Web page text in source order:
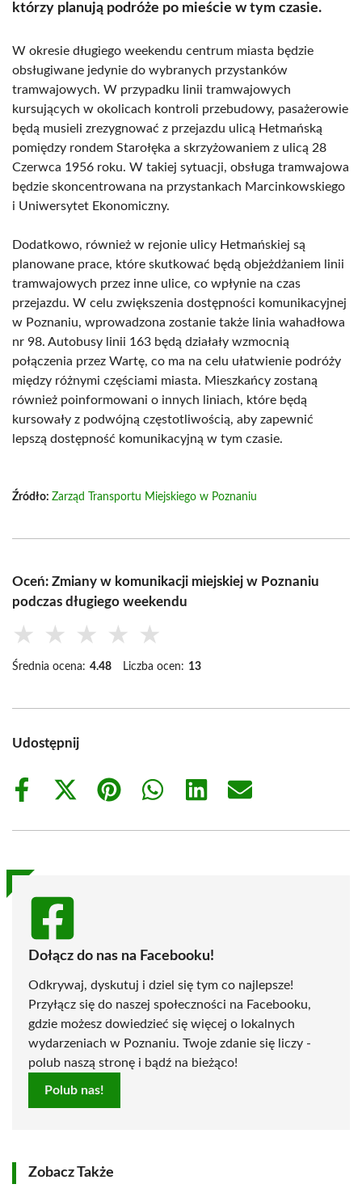
którzy planują podróże po mieście w tym czasie.
W okresie długiego weekendu centrum miasta będzie
obsługiwane jedynie do wybranych przystanków
tramwajowych. W przypadku linii tramwajowych
kursujących w okolicach kontroli przebudowy, pasażerowie
będą musieli zrezygnować z przejazdu ulicą Hetmańską
pomiędzy rondem Starołęka a skrzyżowaniem z ulicą 28
Czerwca 1956 roku. W takiej sytuacji, obsługa tramwajowa
będzie skoncentrowana na przystankach Marcinkowskiego
i Uniwersytet Ekonomiczny.
Dodatkowo, również w rejonie ulicy Hetmańskiej są
planowane prace, które skutkować będą objeżdżaniem linii
tramwajowych przez inne ulice, co wpłynie na czas
przejazdu. W celu zwiększenia dostępności komunikacyjnej
w Poznaniu, wprowadzona zostanie także linia wahadłowa
nr 98. Autobusy linii 163 będą działały wzmocnią
połączenia przez Wartę, co ma na celu ułatwienie podróży
między różnymi częściami miasta. Mieszkańcy zostaną
również poinformowani o innych liniach, które będą
kursowały z podwójną częstotliwością, aby zapewnić
lepszą dostępność komunikacyjną w tym czasie.
Źródło: Zarząd Transportu Miejskiego w Poznaniu
Oceń: Zmiany w komunikacji miejskiej w Poznaniu
podczas długiego weekendu
★ ★ ★ ★ ★
Średnia ocena: 4.48 Liczba ocen: 13
Udostępnij
Share
Share
(Twitter)
Share
Share
Share
Share
Dołącz do nas na Facebooku!
Odkrywaj, dyskutuj i dziel się tym co najlepsze!
Przyłącz się do naszej społeczności na Facebooku,
gdzie możesz dowiedzieć się więcej o lokalnych
wydarzeniach w Poznaniu. Twoje zdanie się liczy -
polub naszą stronę i bądź na bieżąco!
Polub nas!
Zobacz Także